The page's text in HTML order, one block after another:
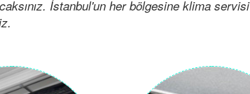
İstanbul'un her bölgesine klima servisi